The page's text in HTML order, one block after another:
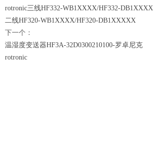
rotronic三线HF332-WB1XXXX/HF332-DB1XXXX
二线HF320-WB1XXXX/HF320-DB1XXXXX
下一个：
温湿度变送器HF3A-32D0300210100-罗卓尼克
rotronic